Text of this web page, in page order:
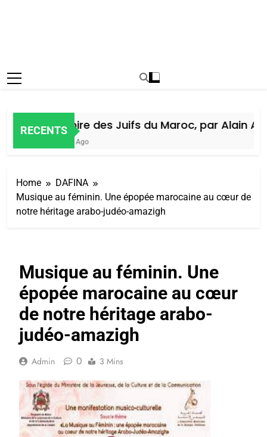
RECENTS
Histoire des Juifs du Maroc, par Alain
6 Jours Ago
Home
DAFINA
Musique au féminin. Une épopée marocaine au cœur de
notre héritage arabo-judéo-amazigh
Musique au féminin. Une
épopée marocaine au cœur
de notre héritage arabo-
judéo-amazigh
Admin 0 3 Mins